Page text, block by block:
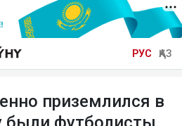
РУС ҚАЗ
приземлился в